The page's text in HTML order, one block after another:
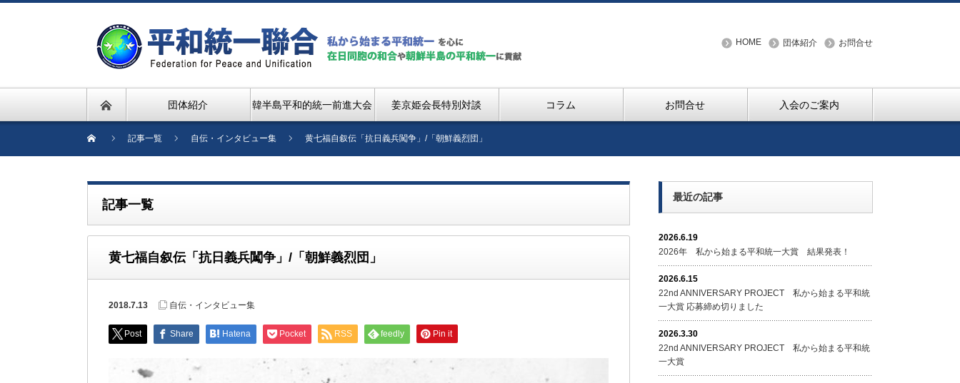
HOME 団体紹介 お問合せ
団体紹介 韓半島平和的統一前進大会 姜京姫会長特別対談 コラム お問合せ 入会のご案内
記事一覧 自伝・インタビュー集 黄七福自叙伝「抗日義兵闖争」/「朝鮮義烈団」
記事一覧
黄七福自叙伝「抗日義兵闖争」/「朝鮮義烈団」
2018.7.13 自伝・インタビュー集
Post Share Hatena Pocket RSS feedly Pin it
最近の記事
2026.6.19
2026年 私から始まる平和統一大賞 結果発表！
2026.6.15
22nd ANNIVERSARY PROJECT 私から始まる平和統
一大賞 応募締め切りました
2026.3.30
22nd ANNIVERSARY PROJECT 私から始まる平和統
一大賞